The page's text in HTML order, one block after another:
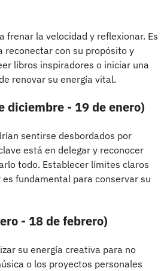
frenar la velocidad y reflexionar. Es
reconectar con su propósito y
libros inspiradores o iniciar una
renovar su energía vital.
diciembre - 19 de enero)
sentirse desbordados por
está en delegar y reconocer
todo. Establecer límites claros
fundamental para conservar su
- 18 de febrero)
su energía creativa para no
o los proyectos personales